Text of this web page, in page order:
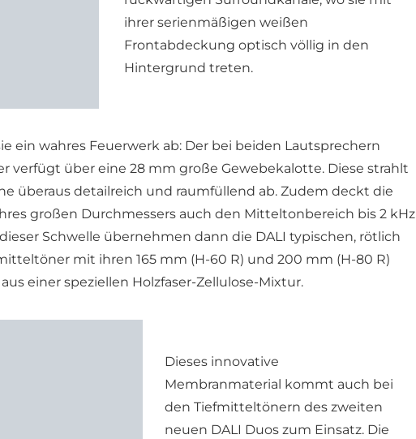
ihrer serienmäßigen weißen
Frontabdeckung optisch völlig in den
Hintergrund treten.
ein wahres Feuerwerk ab: Der bei beiden Lautsprechern
verfügt über eine 28 mm große Gewebekalotte. Diese strahlt
überaus detailreich und raumfüllend ab. Zudem deckt die
großen Durchmessers auch den Mitteltonbereich bis 2 kHz
Schwelle übernehmen dann die DALI typischen, rötlich
mit ihren 165 mm (H-60 R) und 200 mm (H-80 R)
einer speziellen Holzfaser-Zellulose-Mixtur.
Dieses innovative
Membranmaterial kommt auch bei
den Tiefmitteltönern des zweiten
neuen DALI Duos zum Einsatz. Die